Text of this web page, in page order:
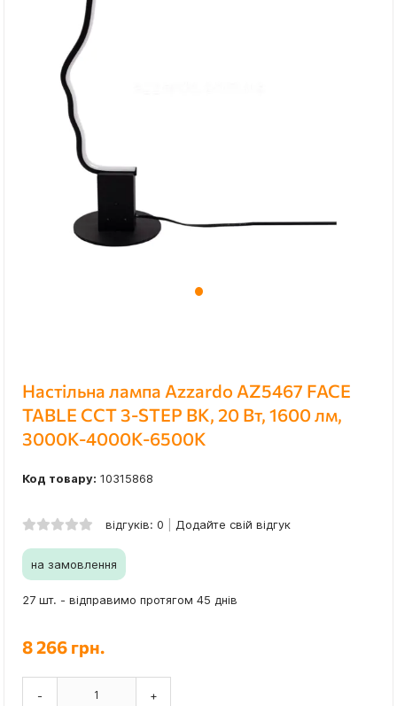
Настільна лампа Azzardo AZ5467 FACE
TABLE CCT 3-STEP BK, 20 Вт, 1600 лм,
3000K-4000K-6500K
Код товару: 10315868
відгуків: 0 Додайте свій відгук
на замовлення
27 шт. - відправимо протягом 45 днів
8 266 грн.
- +